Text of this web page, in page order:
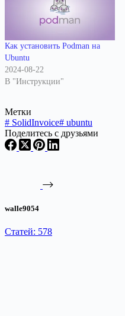
Как установить Podman на
Ubuntu
2024-08-22
В "Инструкции"
Метки
# SolidInvoice# ubuntu
Поделитесь с друзьями
walle9054
Статей: 578